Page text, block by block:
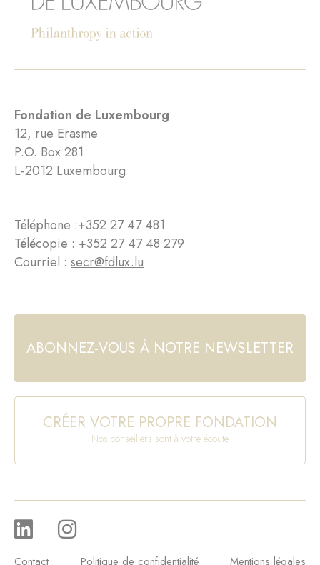
Fondation de Luxembourg
12, rue Erasme
P.O. Box 281
L-2012 Luxembourg
Téléphone :+352 27 47 481
Télécopie : +352 27 47 48 279
Courriel : secr@fdlux.lu
ABONNEZ-VOUS À NOTRE NEWSLETTER
CRÉER VOTRE PROPRE FONDATION
Nos conseillers sont à votre écoute
Contact Politique de confidentialité Mentions légales